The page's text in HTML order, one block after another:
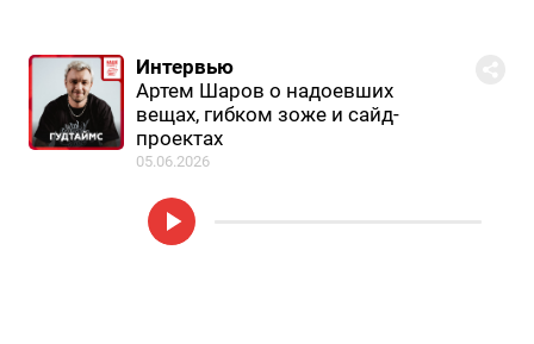
Интервью
Артем Шаров о надоевших
вещах, гибком зоже и сайд-
проектах
05.06.2026